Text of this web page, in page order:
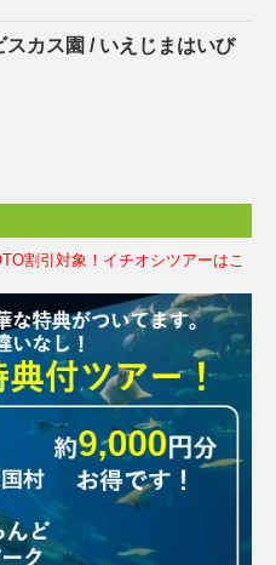
スカス園 / いえじまはいび
割引対象！イチオシツアーはこ